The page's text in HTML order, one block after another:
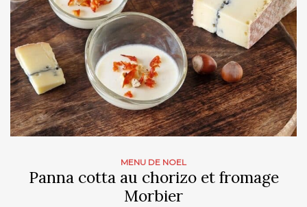
MENU DE NOEL
Panna cotta au chorizo et fromage
Morbier